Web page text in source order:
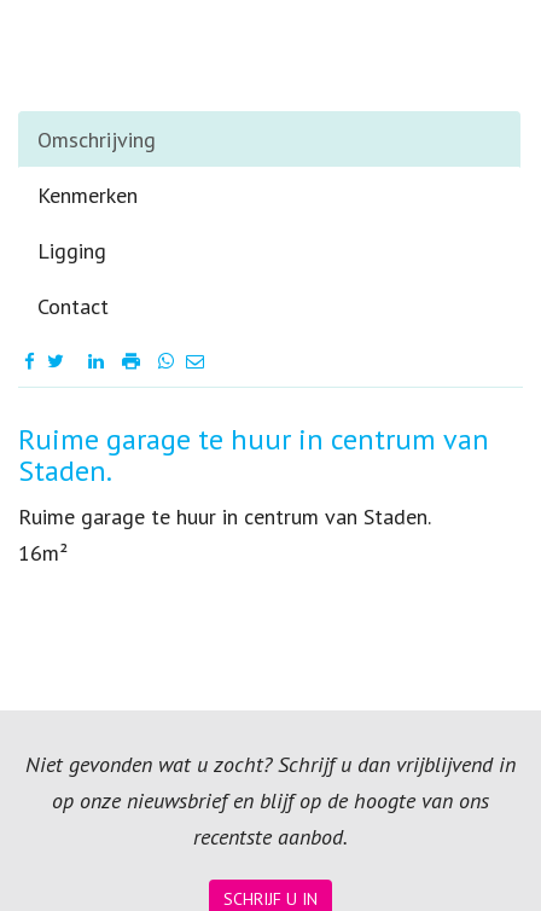
Omschrijving
Kenmerken
Ligging
Contact
Omschrijving
Ruime garage te huur in centrum van
Staden.
Ruime garage te huur in centrum van Staden.
16m²
Niet gevonden wat u zocht? Schrijf u dan vrijblijvend in
op onze nieuwsbrief en blijf op de hoogte van ons
recentste aanbod.
SCHRIJF U IN